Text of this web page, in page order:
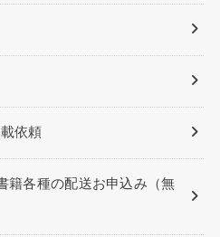
依頼
籍各種の配送お申込み（無